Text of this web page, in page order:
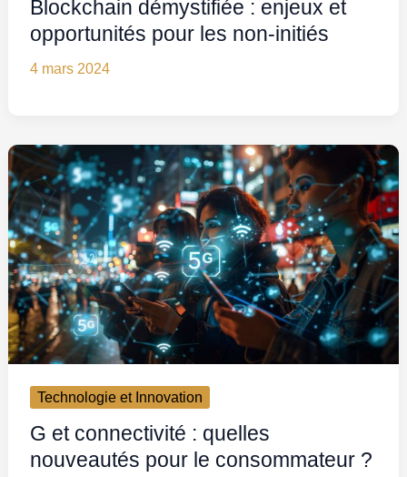
Blockchain démystifiée : enjeux et
opportunités pour les non-initiés
4 mars 2024
Technologie et Innovation
G et connectivité : quelles
nouveautés pour le consommateur ?